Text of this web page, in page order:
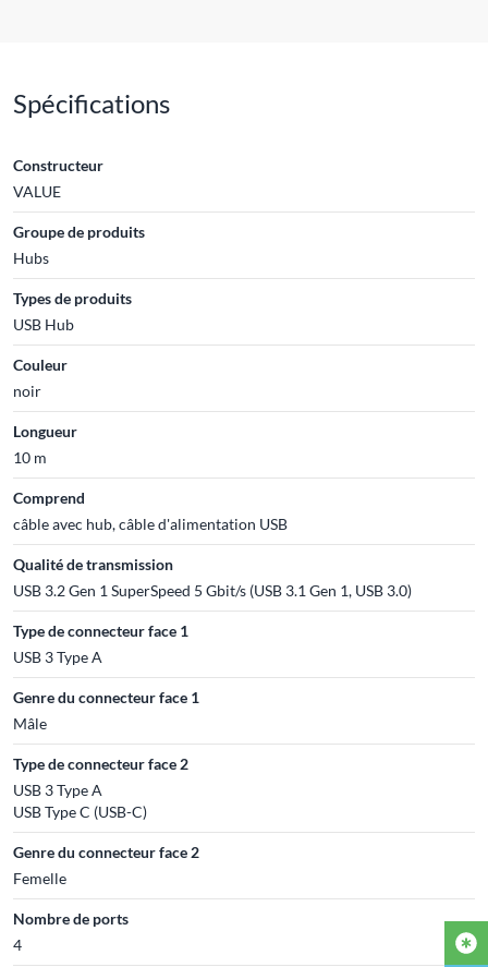
Spécifications
Constructeur
VALUE
Groupe de produits
Hubs
Types de produits
USB Hub
Couleur
noir
Longueur
10 m
Comprend
câble avec hub, câble d'alimentation USB
Qualité de transmission
USB 3.2 Gen 1 SuperSpeed 5 Gbit/s (USB 3.1 Gen 1, USB 3.0)
Type de connecteur face 1
USB 3 Type A
Genre du connecteur face 1
Mâle
Type de connecteur face 2
USB 3 Type A
USB Type C (USB-C)
Genre du connecteur face 2
Femelle
Nombre de ports
4